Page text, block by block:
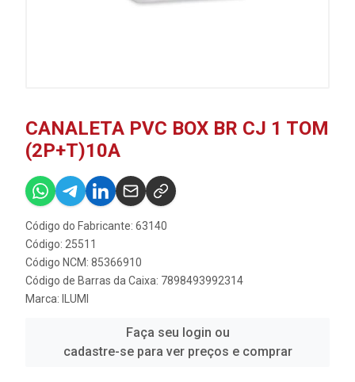
CANALETA PVC BOX BR CJ 1 TOM
(2P+T)10A
Código do Fabricante: 63140
Código: 25511
Código NCM: 85366910
Código de Barras da Caixa: 7898493992314
Marca: ILUMI
Faça seu login ou
cadastre-se para ver preços e comprar